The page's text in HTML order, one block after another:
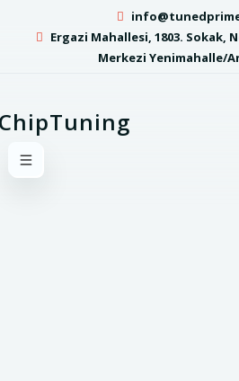
Ergazi Mahallesi, 1803. Sokak,
Merkezi Yenimahalle/